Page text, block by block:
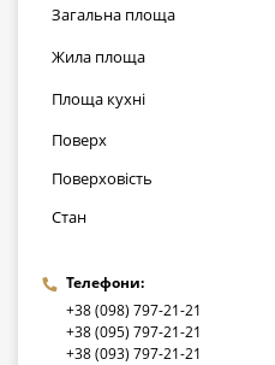
Загальна площа
Жила площа
Площа кухні
Поверх
Поверховість
Стан
Телефони:
+38 (098) 797-21-21
+38 (095) 797-21-21
+38 (093) 797-21-21